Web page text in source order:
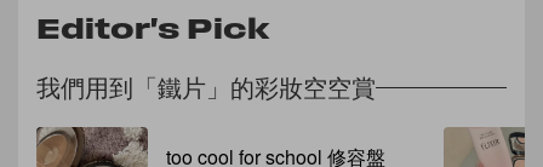
Editor's Pick
我們用到「鐵片」的彩妝空空賞
too cool for school 修容盤